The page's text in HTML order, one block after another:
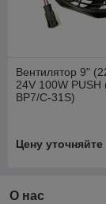
Вентилятор 9"
24V 100W PUSH
BP7/C-31S)
Цену уточняйте
О нас